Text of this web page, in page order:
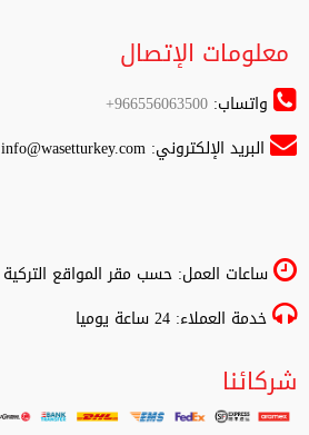
معلومات الإتصال
واتساب:966556063500+
البريد الإلكتروني:info@wasetturkey.com
ساعات العمل: حسب مقر المواقع التركية
خدمة العملاء: 24 ساعة يوميا
شركائنا